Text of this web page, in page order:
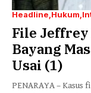
Headline Hukum
File Jeffrey
Bayang
Usai (1)
PENARAYA –